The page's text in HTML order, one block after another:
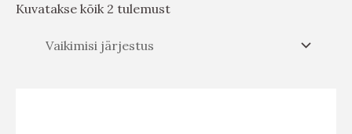
Kuvatakse kõik 2 tulemust